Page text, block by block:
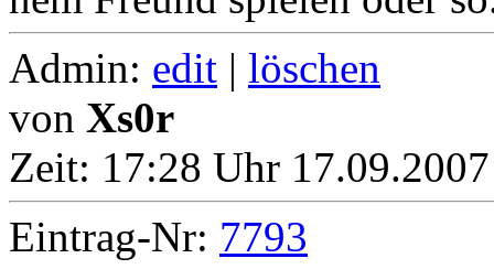
Admin: edit | löschen
von Xs0r
Zeit: 17:28 Uhr
Eintrag-Nr: 7793